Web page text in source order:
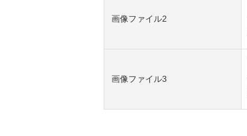
画像ファイル2
画像ファイル3